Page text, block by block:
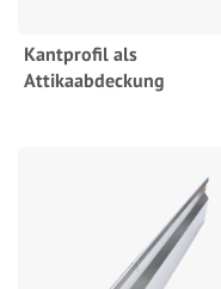
Kantprofil als
Attikaabdeckung